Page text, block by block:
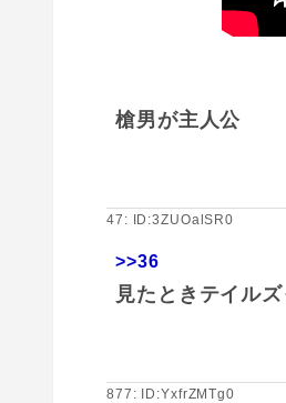
槍男が主人公
47: ID:3ZUOalSR0
>>36
見たときテイル
877: ID:YxfrZMTg0